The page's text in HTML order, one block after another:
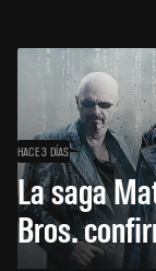
HACE 3 DÍAS
La saga
Bros.